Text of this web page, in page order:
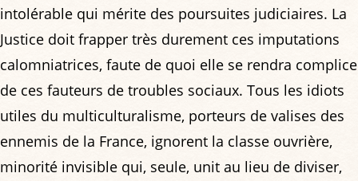
intolérable qui mérite des poursuites judiciaires. La
Justice doit frapper très durement ces imputations
calomniatrices, faute de quoi elle se rendra complice
de ces fauteurs de troubles sociaux. Tous les idiots
utiles du multiculturalisme, porteurs de valises des
ennemis de la France, ignorent la classe ouvrière,
minorité invisible qui, seule, unit au lieu de diviser,